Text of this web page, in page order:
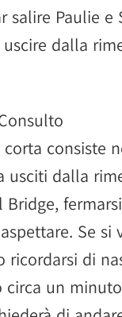
salire Paulie e
dalla
corta consiste
usciti dalla
Bridge,
Se si
ricordarsi di
circa un